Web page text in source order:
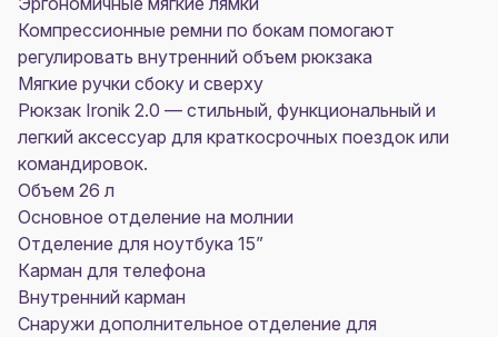
Компрессионные ремни по бокам помогают
регулировать внутренний объем рюкзака
Мягкие ручки сбоку и сверху
Рюкзак Ironik 2.0 — стильный, функциональный и
легкий аксессуар для краткосрочных поездок или
командировок.
Объем 26 л
Основное отделение на молнии
Отделение для ноутбука 15”
Карман для телефона
Внутренний карман
Снаружи дополнительное отделение для